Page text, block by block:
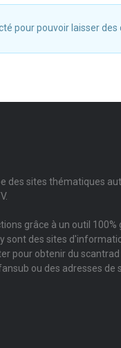
pour pouvoir laisser des
des sites thématiques
grâce à un outil 100%
sont des sites
pour obtenir du scantrad
ou des adresses de